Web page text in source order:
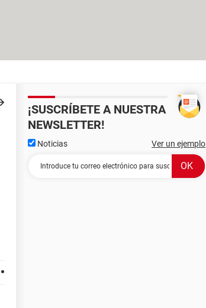
¡SUSCRÍBETE A NUESTRA
NEWSLETTER!
Noticias Ver un ejemplo